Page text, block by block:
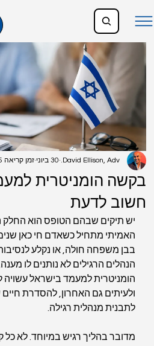
בקשה הומניטרית
חשוב לדעת
David Ellison, Adv. 30 ביוני זמן קריאה 5 דקות
יש תיקים שבהם הטופס הוא החלק
האמיתי מתחיל כשאדם חי כאן
בבן משפחה חולה, או נקלע
הנהלים הרגילים לא נותנים לו
הומניטרית למעמד בישראל עשויה
ולעיתים גם האחרון, להסדרת
לתבנית מנהלית רגילה.
מדובר בהליך רגיש במיוחד. לא כל